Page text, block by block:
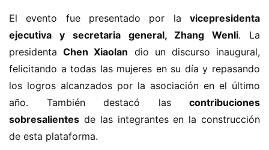
El evento fue presentado por la vicepresidenta
ejecutiva y secretaria general, Zhang Wenli. La
presidenta Chen Xiaolan dio un discurso inaugural,
felicitando a todas las mujeres en su día y repasando
los logros alcanzados por la asociación en el último
año. También destacó las contribuciones
sobresalientes de las integrantes en la construcción
de esta plataforma.